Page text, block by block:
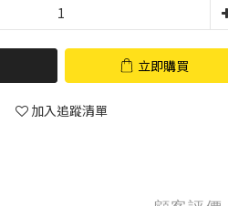
立即購買
加入追蹤清單